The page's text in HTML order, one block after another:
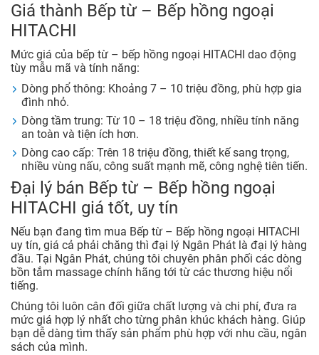
Giá thành Bếp từ – Bếp hồng ngoại
HITACHI
Mức giá của bếp từ – bếp hồng ngoại HITACHI dao động
tùy mẫu mã và tính năng:
Dòng phổ thông: Khoảng 7 – 10 triệu đồng, phù hợp gia
đình nhỏ.
Dòng tầm trung: Từ 10 – 18 triệu đồng, nhiều tính năng
an toàn và tiện ích hơn.
Dòng cao cấp: Trên 18 triệu đồng, thiết kế sang trọng,
nhiều vùng nấu, công suất mạnh mẽ, công nghệ tiên tiến.
Đại lý bán Bếp từ – Bếp hồng ngoại
HITACHI giá tốt, uy tín
Nếu bạn đang tìm mua Bếp từ – Bếp hồng ngoại HITACHI
uy tín, giá cả phải chăng thì đại lý Ngân Phát là đại lý hàng
đầu. Tại Ngân Phát, chúng tôi chuyên phân phối các dòng
bồn tắm massage chính hãng tới từ các thương hiệu nổi
tiếng.
Chúng tôi luôn cân đối giữa chất lượng và chi phí, đưa ra
mức giá hợp lý nhất cho từng phân khúc khách hàng. Giúp
bạn dễ dàng tìm thấy sản phẩm phù hợp với nhu cầu, ngân
sách của mình.